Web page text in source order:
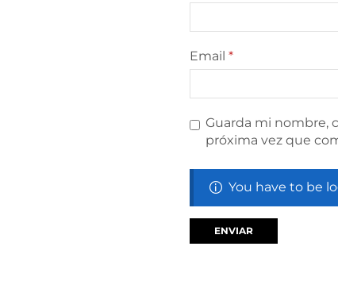
Email *
Guarda mi nombre,
próxima vez que
You have to be